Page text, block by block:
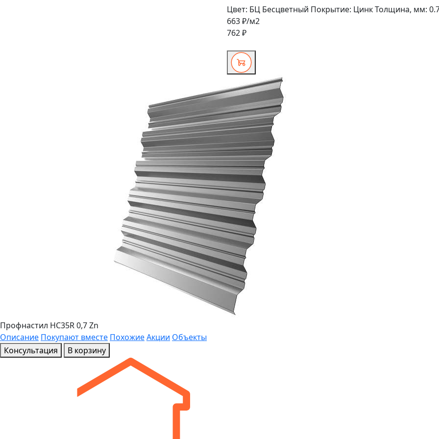
Цвет: БЦ Бесцветный Покрытие: ЦинкТолщина, мм:
663 ₽/м2
762 ₽
Профнастил HC35R 0,7 Zn
Описание Покупают вместе ПохожиеАкции Объекты
Консультация
В корзину